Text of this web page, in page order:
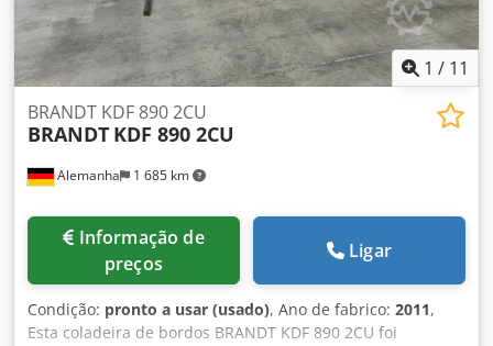
Velocidade de alimentação 11m/min. Comprimento
combinado incluindo disco de alimentação 5860mm Peso
combinado 2660kg Muito bom estado, totalmente
funcional!
1 / 11
Alemanha 1 685 km
BRANDT KDF 890 2CU
BRANDT KDF 890 2CU
preços
Ligar
Condição: pronto a usar (usado), Ano de fabrico: 2011,
Esta coladeira de bordos BRANDT KDF 890 2CU foi